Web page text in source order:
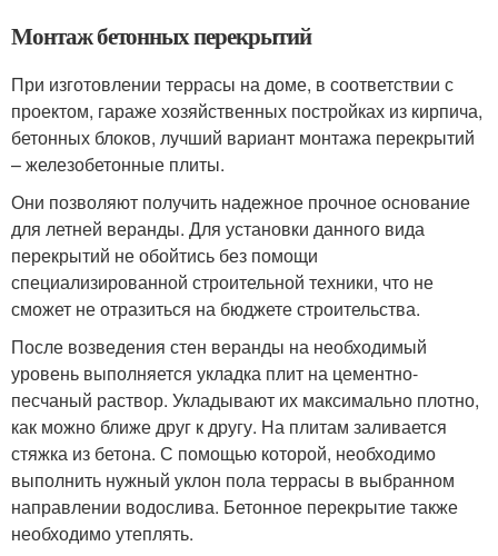
Монтаж бетонных перекрытий
При изготовлении террасы на доме, в соответствии с
проектом, гараже хозяйственных постройках из кирпича,
бетонных блоков, лучший вариант монтажа перекрытий
– железобетонные плиты.
Они позволяют получить надежное прочное основание
для летней веранды. Для установки данного вида
перекрытий не обойтись без помощи
специализированной строительной техники, что не
сможет не отразиться на бюджете строительства.
После возведения стен веранды на необходимый
уровень выполняется укладка плит на цементно-
песчаный раствор. Укладывают их максимально плотно,
как можно ближе друг к другу. На плитам заливается
стяжка из бетона. С помощью которой, необходимо
выполнить нужный уклон пола террасы в выбранном
направлении водослива. Бетонное перекрытие также
необходимо утеплять.